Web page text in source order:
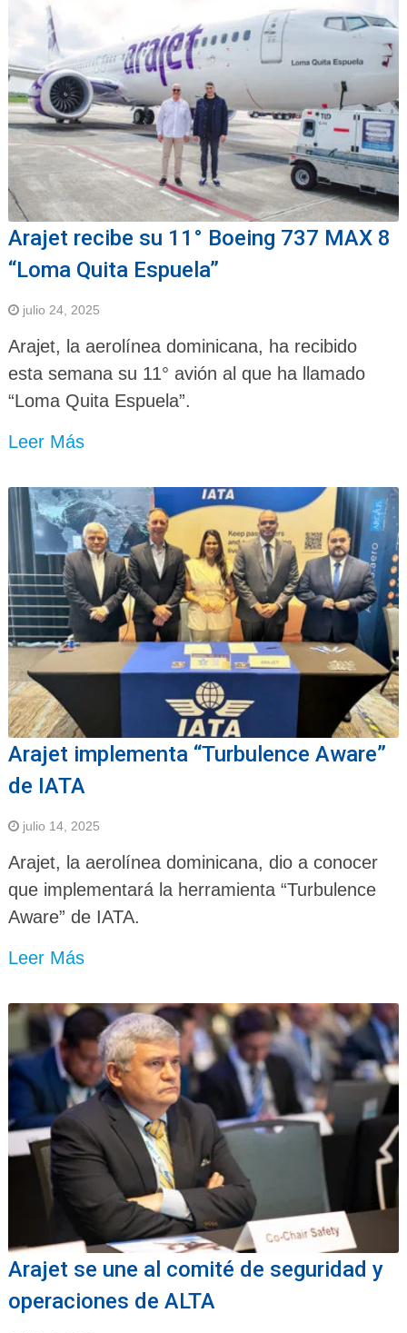
Arajet recibe su 11° Boeing 737 MAX 8
“Loma Quita Espuela”
julio 24, 2025
Arajet, la aerolínea dominicana, ha recibido
esta semana su 11° avión al que ha llamado
“Loma Quita Espuela”.
Leer Más
Arajet implementa “Turbulence Aware”
de IATA
julio 14, 2025
Arajet, la aerolínea dominicana, dio a conocer
que implementará la herramienta “Turbulence
Aware” de IATA.
Leer Más
Arajet se une al comité de seguridad y
operaciones de ALTA